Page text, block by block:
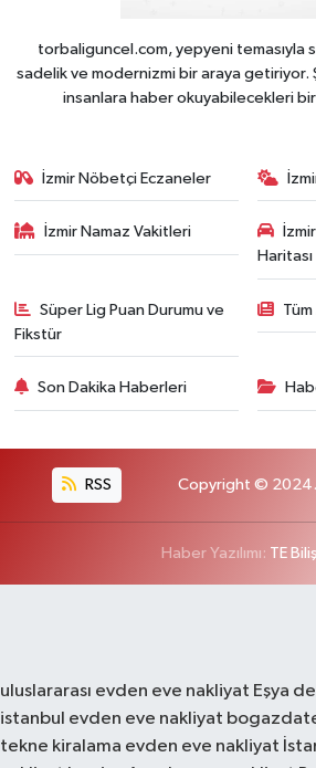
torbaliguncel.com, yepyeni temasıyla
sadelik ve modernizmi bir araya getiriyor.
insanlara haber okuyabilecekleri bir
İzmir Nöbetçi Eczaneler
İzmir Namaz Vakitleri
Haritası
Süper Lig Puan Durumu ve
Fikstür
Son Dakika Haberleri
RSS Copyright © 2024.
Haber Yazılımı: TE
uluslararası evden eve nakliyat Eşya
istanbul evden eve nakliyat
tekne kiralama evden eve nakliyat